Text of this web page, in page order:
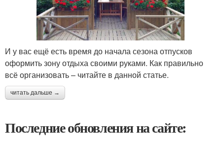
И у вас ещё есть время до начала сезона отпусков
оформить зону отдыха своими руками. Как правильно
всё организовать – читайте в данной статье.
читать дальше →
Последние обновления на сайте: